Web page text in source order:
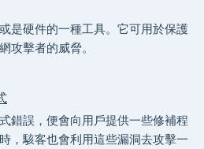
是硬件的一種工具。它可用於保護
攻擊者的威脅。
錯誤，便會向用戶提供一些修補程
，駭客也會利用這些漏洞去攻擊一